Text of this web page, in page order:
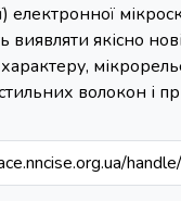
електронної
виявляти якісно нові
волокон і